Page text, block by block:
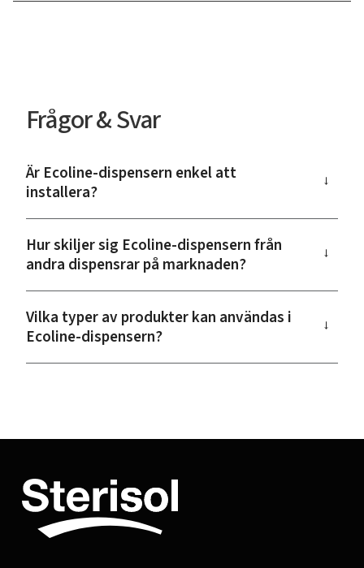
Frågor & Svar
Är Ecoline-dispensern enkel att
installera?
→
Hur skiljer sig Ecoline-dispensern från
andra dispensrar på marknaden?
→
Vilka typer av produkter kan användas i
Ecoline-dispensern?
→